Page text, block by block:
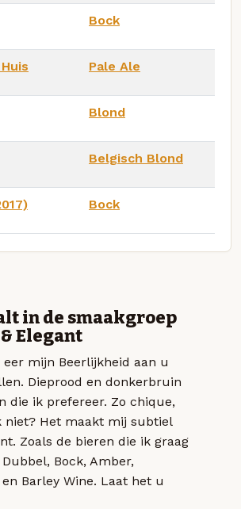
Bock
Pale Ale
Blond
Belgisch Blond
Bock
in de smaakgroep
Elegant
eer mijn Beerlijkheid aan u
Dieprood en donkerbruin
die ik prefereer. Zo chique,
niet? Het maakt mij subtiel
Zoals de bieren die ik graag
Bock, Amber,
Barley Wine. Laat het u